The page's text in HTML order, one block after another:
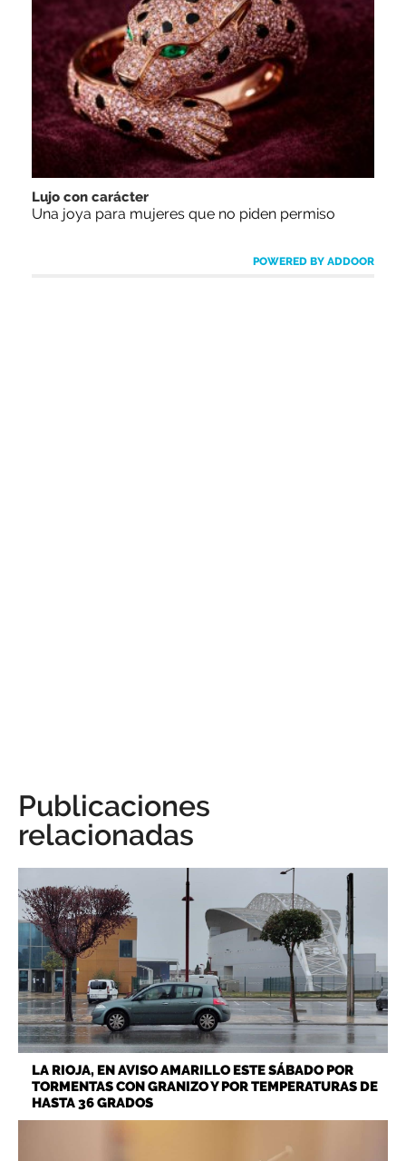
Lujo con carácter
Una joya para mujeres que no piden permiso
POWERED BY ADDOOR
Publicaciones
relacionadas
LA RIOJA, EN AVISO AMARILLO ESTE SÁBADO POR
TORMENTAS CON GRANIZO Y POR TEMPERATURAS DE
HASTA 36 GRADOS